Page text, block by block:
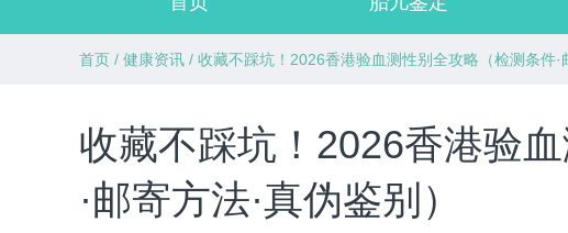
首页 / 健康资讯 / 收藏不踩坑！2026香港验血测性别全攻略（检测条件·
收藏不踩坑！2026香港验
·邮寄方法·真伪鉴别）